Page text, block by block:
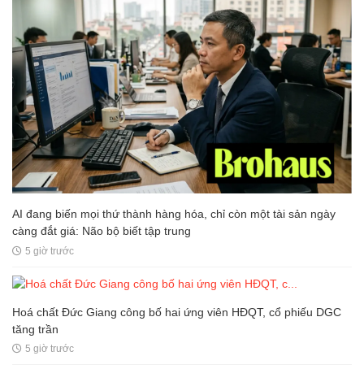
AI đang biến mọi thứ thành hàng hóa, chỉ còn một tài sản ngày
càng đắt giá: Não bộ biết tập trung
5 giờ trước
Hoá chất Đức Giang công bố hai ứng viên HĐQT, cổ phiếu DGC
tăng trần
5 giờ trước